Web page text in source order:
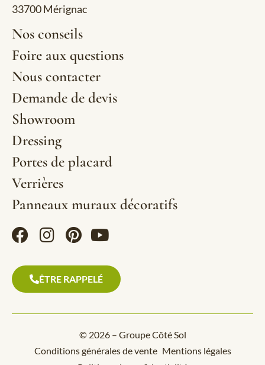
33700 Mérignac
Nos conseils
Foire aux questions
Nous contacter
Demande de devis
Showroom
Dressing
Portes de placard
Verrières
Panneaux muraux décoratifs
ÊTRE RAPPELÉ
© 2026 – Groupe Côté Sol
Conditions générales de vente Mentions légales